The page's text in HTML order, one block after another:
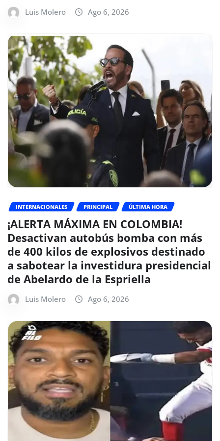
Luis Molero Ago 6, 2026
INTERNACIONALES PRINCIPAL ÚLTIMA HORA
¡ALERTA MÁXIMA EN COLOMBIA!
Desactivan autobús bomba con más
de 400 kilos de explosivos destinado
a sabotear la investidura presidencial
de Abelardo de la Espriella
Luis Molero Ago 6, 2026